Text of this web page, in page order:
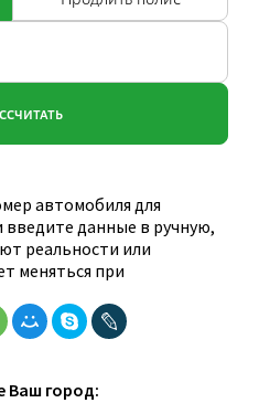
автомобиля для
данные в ручную,
реальности или
меняться при
Ваш город: